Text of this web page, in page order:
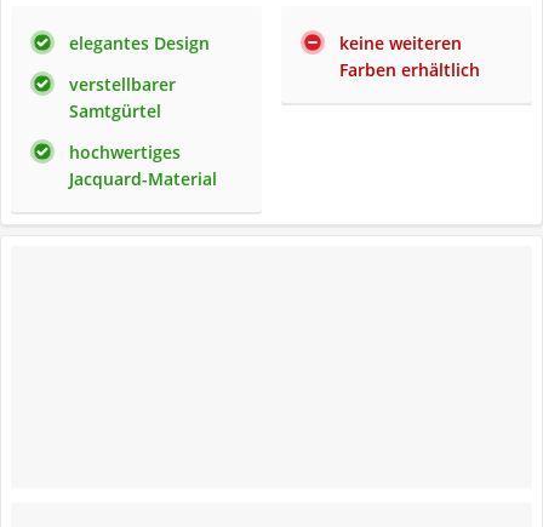
elegantes Design
verstellbarer
Samtgürtel
hochwertiges
Jacquard-Material
keine weiteren
Farben erhältlich